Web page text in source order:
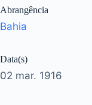
Abrangência
Bahia
Data(s)
02 mar. 1916